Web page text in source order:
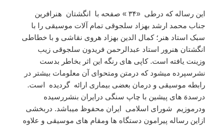
این رساله که درطی «۳۴ » صفحه با انگشتان هنرافرین
جناب محمد ارشد بهزاد سلجوقی تمام آلات موسیقی را با
سبک استاد هنر؛ کمال الدین بهزاد هروی نقاشی و با خطاطی
انگشتان هنرور استاد عبدالرحمن فریدون سلجوقی زیب
وزینت یافته است. کاپی های رنگه این اثر بخاطر بدست
نشرسپرده میشود که درمتن ومتحوای آن معلومات بیشتر در
رابطه موسیقی و درمان بعضی بیماری ارائه گردیده است.
درسدهَ های پیشین با چاپ سنگی درایران بنشررسیده
ودرموزیم شورای اسلامی ایران محفوظ میباشد. دربخشی
ازاین رساله پیرامون دستگاه ها ومقام های موسیقی و علاوه